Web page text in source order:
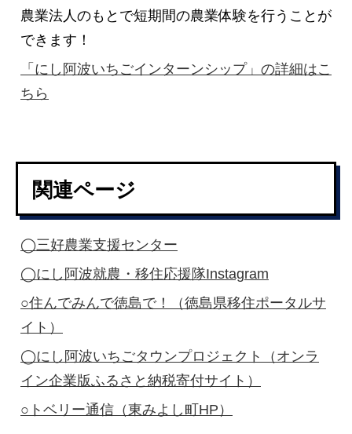
農業法人のもとで短期間の農業体験を行うことが
できます！
「にし阿波いちごインターンシップ」の詳細はこ
ちら
関連ページ
◯三好農業支援センター
◯にし阿波就農・移住応援隊Instagram
○住んでみんで徳島で！（徳島県移住ポータルサ
イト）
◯にし阿波いちごタウンプロジェクト（オンラ
イン企業版ふるさと納税寄付サイト）
○トベリー通信（東みよし町HP）